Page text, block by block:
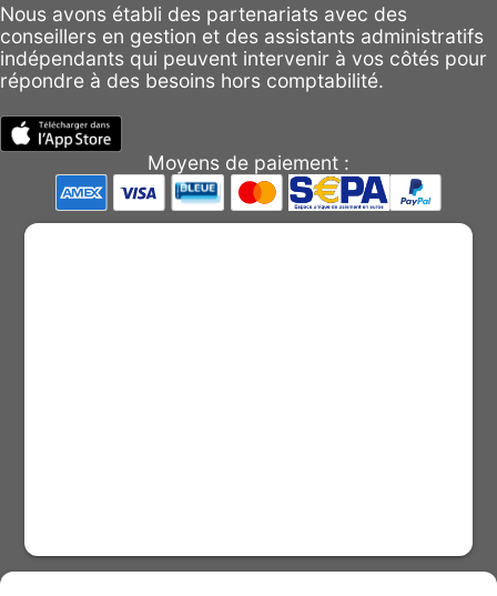
Nous avons établi des partenariats avec des
conseillers en gestion et des assistants administratifs
indépendants qui peuvent intervenir à vos côtés pour
répondre à des besoins hors comptabilité.
Moyens de paiement :